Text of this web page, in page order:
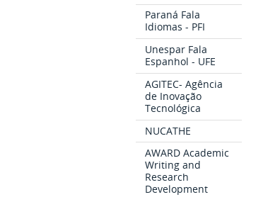
Paraná Fala
Idiomas - PFI
Unespar Fala
Espanhol - UFE
AGITEC- Agência
de Inovação
Tecnológica
NUCATHE
AWARD Academic
Writing and
Research
Development